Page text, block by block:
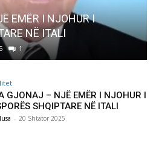
Musa-Rome- Shtator 2025
8 Shtator 2025
GJONAJ – NJË EMËR I NJOHUR I
SHQIPTARE NË ITALI
- 20 Shtator 2025